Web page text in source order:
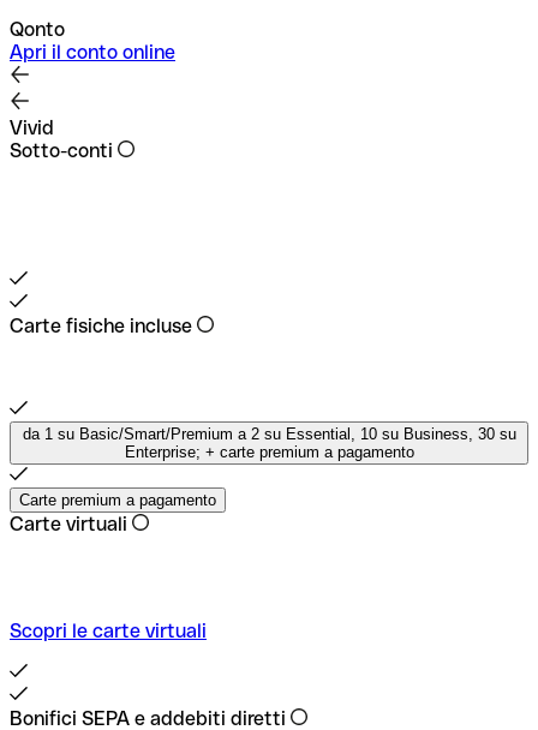
Qonto
Apri il conto online
Vivid
Sotto-conti
Carte fisiche incluse
da 1 su Basic/Smart/Premium a 2 su Essential, 10 su Business, 30 su
Enterprise; + carte premium a pagamento
Carte premium a pagamento
Carte virtuali
Scopri le carte virtuali
Bonifici SEPA e addebiti diretti